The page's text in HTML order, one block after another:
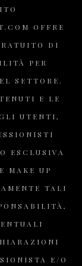
OFFRE
DI
PER
SETTORE.
E LE
UTENTI,
ESCLUSIVA
MAKE UP
TALI
E/O